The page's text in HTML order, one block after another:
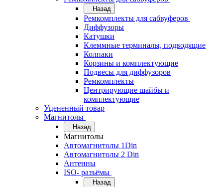
Назад
Ремкомплекты для сабвуферов
Диффузоры
Катушки
Клеммные терминалы, подводящие
Колпаки
Корзины и комплектующие
Подвесы для диффузоров
Ремкомплекты
Центрирующие шайбы и
комплектующие
Уцененный товар
Магнитолы
Назад
Магнитолы
Автомагнитолы 1Din
Автомагнитолы 2 Din
Антенны
ISO- разъёмы
Назад